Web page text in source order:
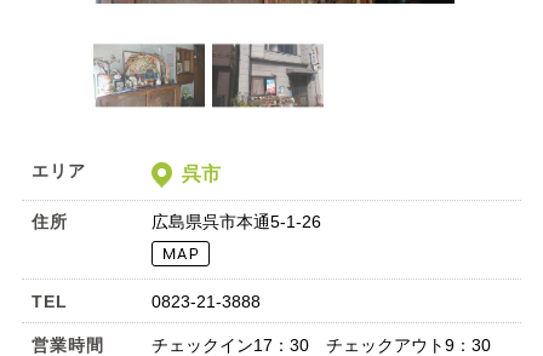
エリア 呉市
住所 広島県呉市本通5-1-26
TEL 0823-21-3888
営業時間 チェックイン17：30 チェックアウト9：30